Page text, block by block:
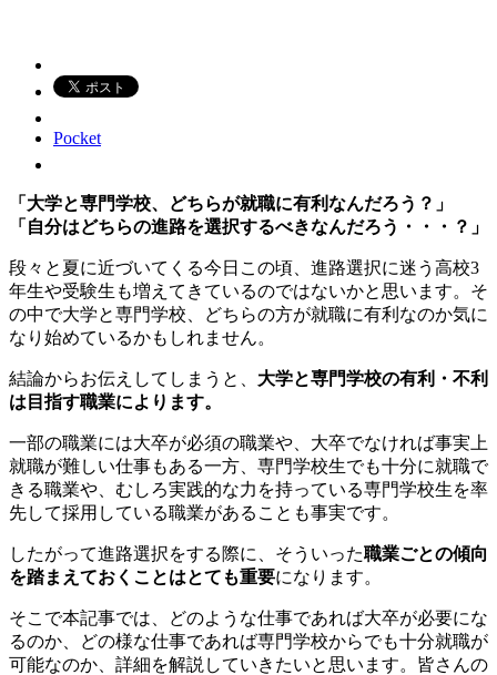
Pocket
「大学と専門学校、どちらが就職に有利なんだろう？」
「自分はどちらの進路を選択するべきなんだろう・・・？」
段々と夏に近づいてくる今日この頃、進路選択に迷う高校3
年生や受験生も増えてきているのではないかと思います。そ
の中で大学と専門学校、どちらの方が就職に有利なのか気に
なり始めているかもしれません。
結論からお伝えしてしまうと、 大学と専門学校の有利・不利
は目指す職業によります。
一部の職業には大卒が必須の職業や、大卒でなければ事実上
就職が難しい仕事もある一方、専門学校生でも十分に就職で
きる職業や、むしろ実践的な力を持っている専門学校生を率
先して採用している職業があることも事実です。
したがって進路選択をする際に、そういった職業ごとの傾向
を踏まえておくことはとても重要になります。
そこで本記事では、どのような仕事であれば大卒が必要にな
るのか、どの様な仕事であれば専門学校からでも十分就職が
可能なのか、詳細を解説していきたいと思います。皆さんの